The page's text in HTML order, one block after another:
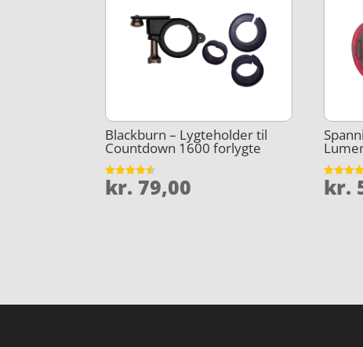
Blackburn – Lygteholder til
Countdown 1600 forlygte
Vurderet
4.5
kr. 79,00
Vurderet
4.3
kr.